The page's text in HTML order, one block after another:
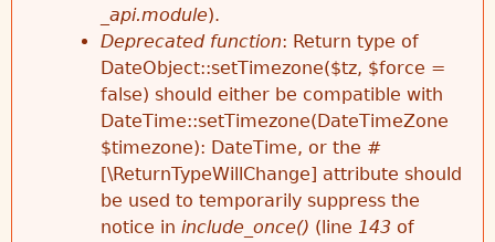
_api.module).
Deprecated function: Return type of
DateObject::setTimezone($tz, $force =
false) should either be compatible with
DateTime::setTimezone(DateTimeZone
$timezone): DateTime, or the #
[\ReturnTypeWillChange] attribute should
be used to temporarily suppress the
notice in include_once() (line 143 of